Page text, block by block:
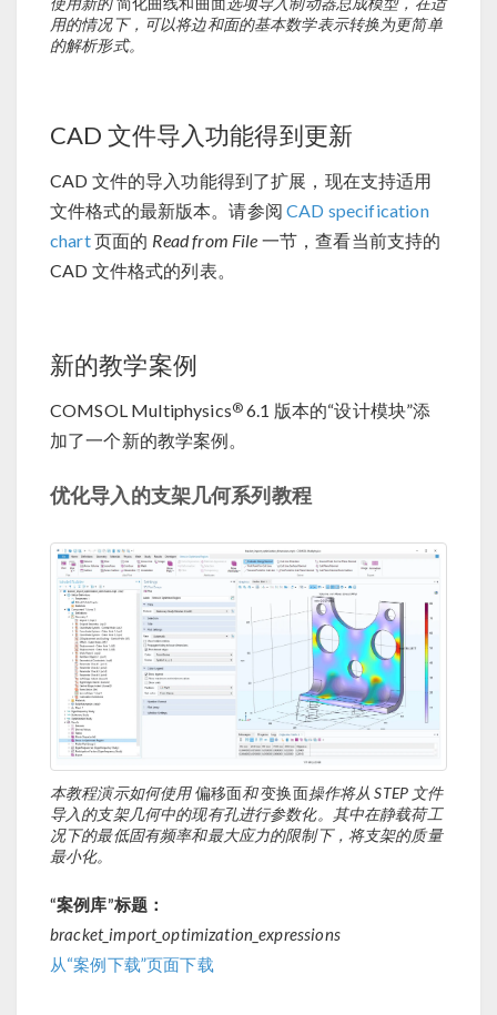
用的情况下，可以将边和面的基本数学表示转换为更简单
的解析形式。
CAD 文件导入功能得到更新
CAD 文件的导入功能得到了扩展，现在支持适用
文件格式的最新版本。请参阅CAD specification
chart页面的 Read from File 一节，查看当前支持的
CAD 文件格式的列表。
新的教学案例
COMSOL Multiphysics® 6.1 版本的“设计模块”添
加了一个新的教学案例。
优化导入的支架几何系列教程
本教程演示如何使用偏移面和变换面操作将从 STEP 文件
导入的支架几何中的现有孔进行参数化。其中在静载荷工
况下的最低固有频率和最大应力的限制下，将支架的质量
最小化。
“案例库”标题：
bracket_import_optimization_expressions
从“案例下载”页面下载